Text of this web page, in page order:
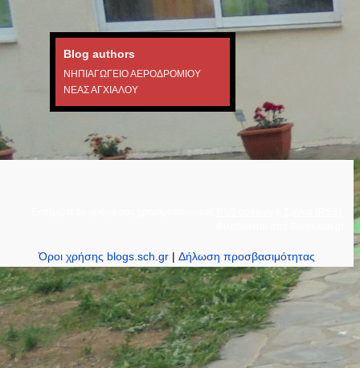
Blog authors
ΝΗΠΙΑΓΩΓΕΙΟ ΑΕΡΟΔΡΟΜΙΟΥ
ΝΕΑΣ ΑΓΧΙΑΛΟΥ
Όροι χρήσης blogs.sch.gr |Δήλωση προσβασιμότητας